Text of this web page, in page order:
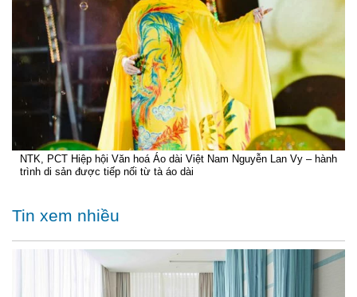
NTK, PCT Hiệp hội Văn hoá Áo dài Việt Nam Nguyễn Lan Vy – hành
trình di sản được tiếp nối từ tà áo dài
Tin xem nhiều